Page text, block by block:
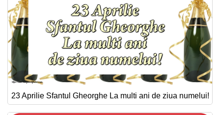
23 Aprilie Sfantul Gheorghe La multi ani de ziua numelui!